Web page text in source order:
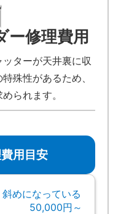
ー修理費用
ターが天井裏に収
殊性があるため、
られます。
用目安
めになっている
50,000円～